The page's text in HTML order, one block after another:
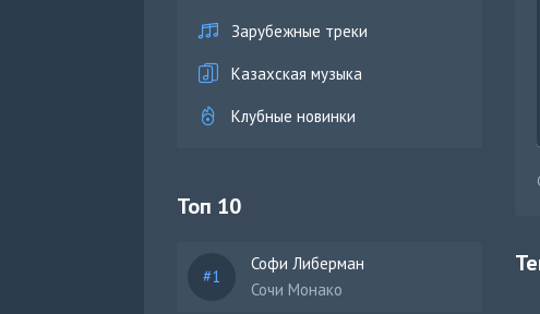
Зарубежные треки
Казахская музыка
Клубные новинки
Топ 10
Софи Либерман
Сочи Монако